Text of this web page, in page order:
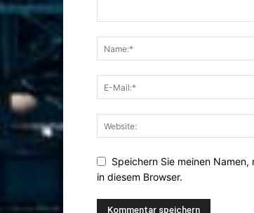
Speichern Sie meinen
in diesem Browser.